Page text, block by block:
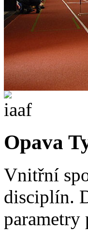
Opava
Vnitřní
disciplín.
parametry